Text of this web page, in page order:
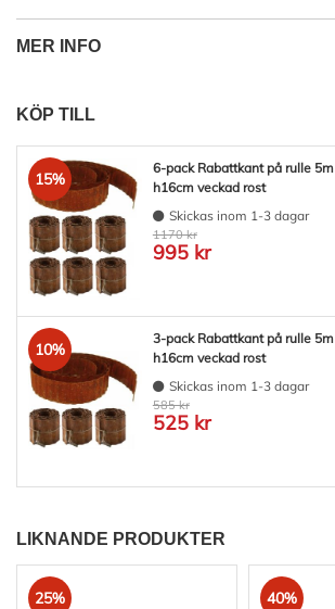
MER INFO
KÖP TILL
15%
6-pack Rabattkant på rulle 5m
h16cm veckad rost
Skickas inom 1-3 dagar
1170 kr
995 kr
10%
3-pack Rabattkant på rulle 5m
h16cm veckad rost
Skickas inom 1-3 dagar
585 kr
525 kr
LIKNANDE PRODUKTER
25% 40%